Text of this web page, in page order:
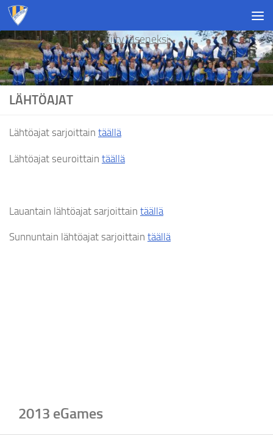
Skip to content
Liity jäseneksi
LÄHTÖAJAT
Lähtöajat sarjoittain täällä
Lähtöajat seuroittain täällä
Lauantain lähtöajat sarjoittain täällä
Sunnuntain lähtöajat sarjoittain täällä
2013 eGames